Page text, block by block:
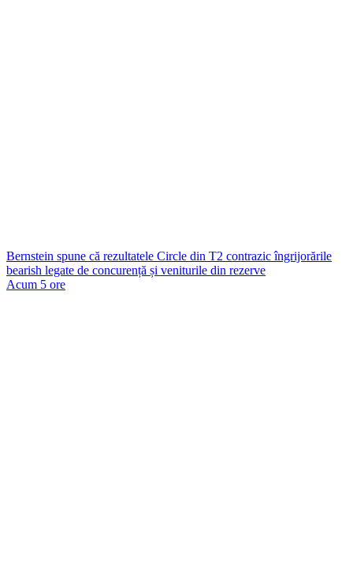
Bernstein spune că rezultatele Circle din T2 contrazic îngrijorările
bearish legate de concurență și veniturile din rezerve
Acum 5 ore